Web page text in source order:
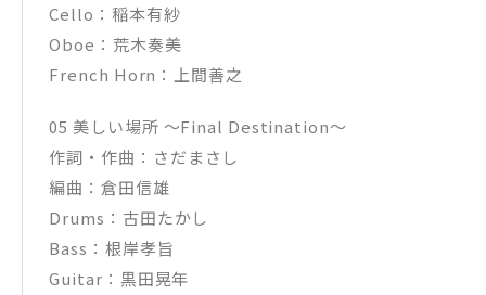
Cello：稲本有紗
Oboe：荒木奏美
French Horn：上間善之
05 美しい場所 〜Final Destination〜
作詞・作曲：さだまさし
編曲：倉田信雄
Drums：古田たかし
Bass：根岸孝旨
Guitar：黒田晃年